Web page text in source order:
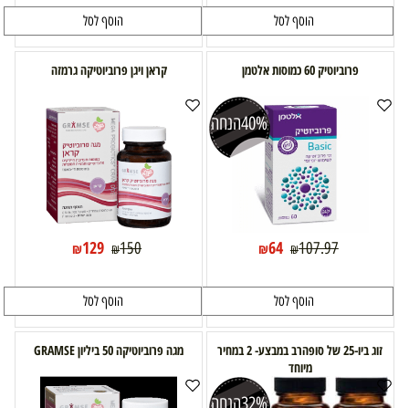
הוסף לסל הוסף לסל
פרוביוטיק 60 כמוסות אלטמן
40%הנחה
₪107.97
₪64
הוסף לסל
קראן ויגן פרוביוטיקה גרמזה
₪150
₪129
הוסף לסל
זוג ביו-25 של סופהרב במבצע- 2 במחיר
מיוחד
32%הנחה
מגה פרוביוטיקה 50 ביליון GRAMSE